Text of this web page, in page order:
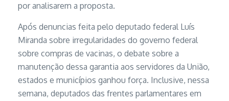
por analisarem a proposta.
Após denuncias feita pelo deputado federal Luís
Miranda sobre irregularidades do governo federal
sobre compras de vacinas, o debate sobre a
manutenção dessa garantia aos servidores da União,
estados e municípios ganhou força. Inclusive, nessa
semana, deputados das frentes parlamentares em